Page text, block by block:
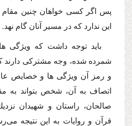
پس اگر كسى خواهان چنین مقام
این ندارد كه در مسیر آنان گام نهد.
باید توجه داشت كه ویژگى
شمرده شده، وجه مشتركى دارند
و رمز آن ویژگى ها و خصایص
اتصاف به آن، شخص بتواند به
صالحان، راستان و شهیدان
قرآن و روایات به این نتیجه